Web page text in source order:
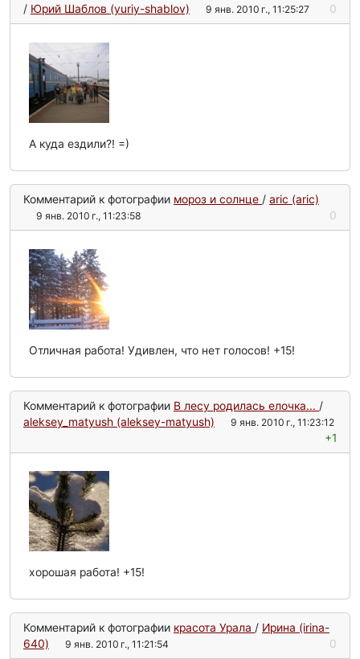
/ Юрий Шаблов (yuriy-shablov) 9 янв. 2010 г., 11:25:27 0
А куда ездили?! =)
Комментарий к фотографии мороз и солнце / aric (aric)
9 янв. 2010 г., 11:23:58 0
Отличная работа! Удивлен, что нет голосов! +15!
Комментарий к фотографии В лесу родилась елочка... /
aleksey_matyush (aleksey-matyush)
9 янв. 2010 г., 11:23:12
+1
хорошая работа! +15!
Комментарий к фотографии красота Урала / Ирина (irina-
640)
9 янв. 2010 г., 11:21:54 0